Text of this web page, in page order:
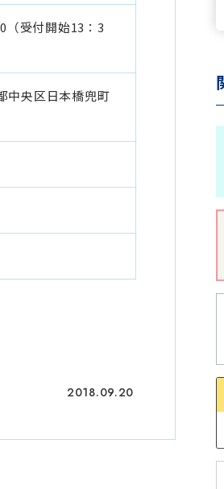
（受付開始13：3
央区日本橋兜町
2018.09.20